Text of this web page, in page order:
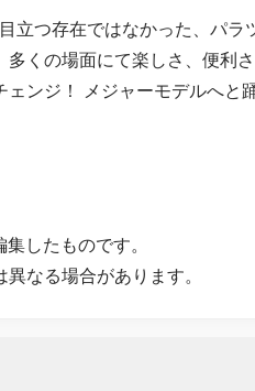
立つ存在ではなかった、パラ
多くの場面にて楽しさ、便利
ンジ！ メジャーモデルへと
したものです。
なる場合があります。